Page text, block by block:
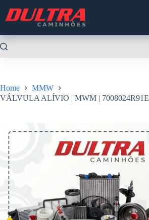
para
Home
MMW
VÁLVULA ALÍVIO | MWM | 7008024R91E